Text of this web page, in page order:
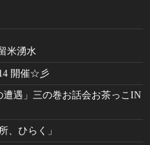
米湧水
開催☆彡
遭遇」三の巻お話会お茶っこIN
、ひらく」